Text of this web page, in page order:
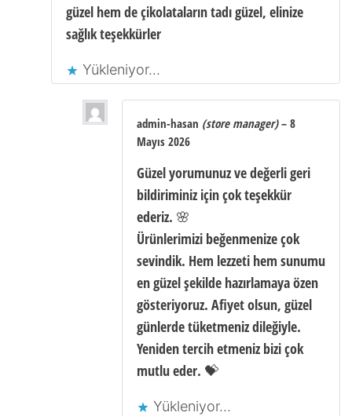
güzel hem de çikolataların tadı güzel, elinize
sağlık teşekkürler
Yükleniyor...
admin-hasan (store manager) – 8
Mayıs 2026
Güzel yorumunuz ve değerli geri
bildiriminiz için çok teşekkür
ederiz. 🌸
Ürünlerimizi beğenmenize çok
sevindik. Hem lezzeti hem sunumu
en güzel şekilde hazırlamaya özen
gösteriyoruz. Afiyet olsun, güzel
günlerde tüketmeniz dileğiyle.
Yeniden tercih etmeniz bizi çok
mutlu eder. 💝
Yükleniyor...